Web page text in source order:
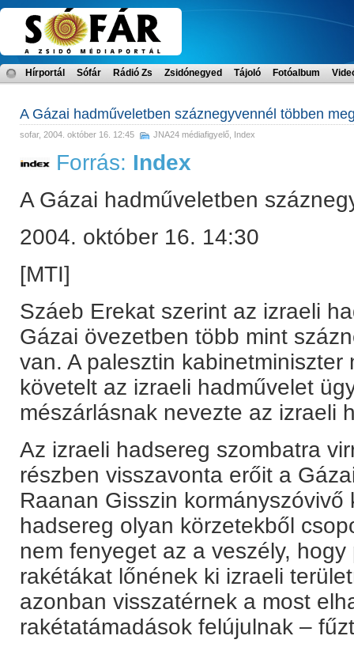
Hírportál Sófár Rádió Zs Zsidónegyed Tájoló Fotóalbum
A Gázai hadműveletben száznegyvennél többen
sofar, 2004. október 16. 12:45 JNA24 médiafigyelő Index
Forrás: Index
A Gázai hadműveletben
2004. október 16. 14:30
[MTI]
Száeb Erekat szerint az izraeli
Gázai övezetben több mint
van. A palesztin
követelt az izraeli hadművelet
mészárlásnak nevezte az izraeli
Az izraeli hadsereg szombatra
részben visszavonta erőit a
Raanan Gisszin
hadsereg olyan körzetekből
nem fenyeget az a veszély,
rakétákat lőnének ki izraeli
azonban visszatérnek a most
rakétatámadások felújulnak –